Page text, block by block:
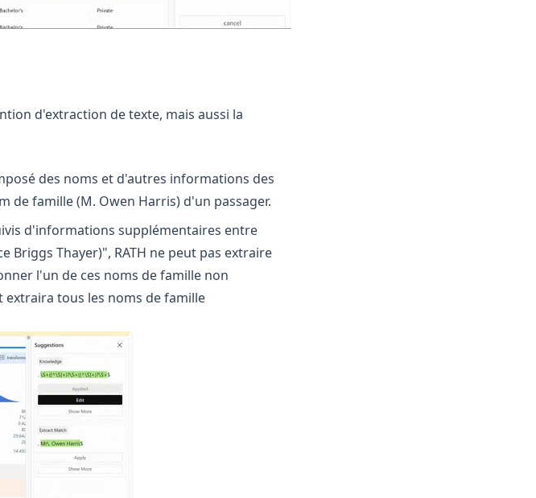
d'extraction de texte, mais aussi la
des noms et d'autres informations des
de famille (M. Owen Harris) d'un passager.
d'informations supplémentaires entre
Briggs Thayer)", RATH ne peut pas extraire
l'un de ces noms de famille non
extraira tous les noms de famille